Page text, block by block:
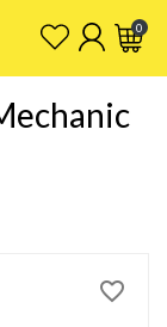
0
favorite_border